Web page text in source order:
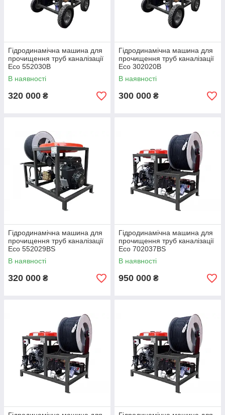
Гідродинамічна машина для
прочищення труб каналізації
Eco 552030B
В наявності
320 000 ₴
Гідродинамічна машина для
прочищення труб каналізації
Eco 302020B
В наявності
300 000 ₴
Гідродинамічна машина для
прочищення труб каналізації
Eco 552029BS
В наявності
320 000 ₴
Гідродинамічна машина для
прочищення труб каналізації
Eco 702037BS
В наявності
950 000 ₴